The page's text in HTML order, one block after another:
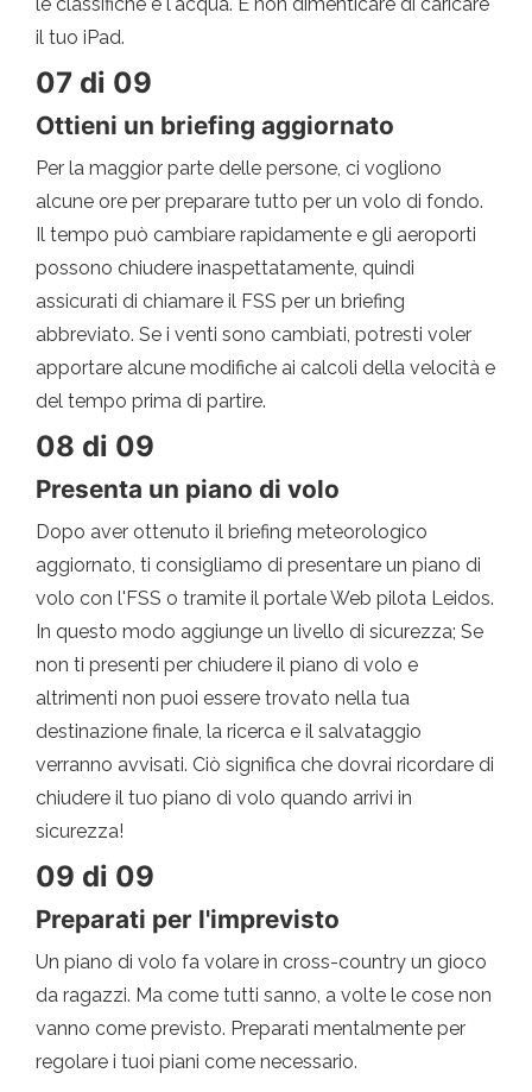
il tuo iPad.
07 di 09
Ottieni un briefing aggiornato
Per la maggior parte delle persone, ci vogliono
alcune ore per preparare tutto per un volo di fondo.
Il tempo può cambiare rapidamente e gli aeroporti
possono chiudere inaspettatamente, quindi
assicurati di chiamare il FSS per un briefing
abbreviato. Se i venti sono cambiati, potresti voler
apportare alcune modifiche ai calcoli della velocità e
del tempo prima di partire.
08 di 09
Presenta un piano di volo
Dopo aver ottenuto il briefing meteorologico
aggiornato, ti consigliamo di presentare un piano di
volo con l'FSS o tramite il portale Web pilota Leidos.
In questo modo aggiunge un livello di sicurezza; Se
non ti presenti per chiudere il piano di volo e
altrimenti non puoi essere trovato nella tua
destinazione finale, la ricerca e il salvataggio
verranno avvisati. Ciò significa che dovrai ricordare di
chiudere il tuo piano di volo quando arrivi in ​​
sicurezza!
09 di 09
Preparati per l'imprevisto
Un piano di volo fa volare in cross-country un gioco
da ragazzi. Ma come tutti sanno, a volte le cose non
vanno come previsto. Preparati mentalmente per
regolare i tuoi piani come necessario.